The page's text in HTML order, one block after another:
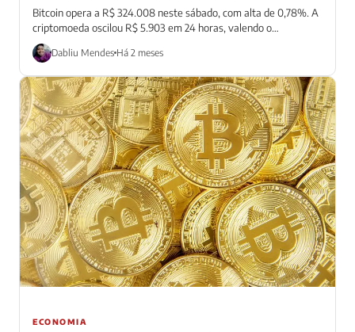
Bitcoin opera a R$ 324.008 neste sábado, com alta de 0,78%. A
criptomoeda oscilou R$ 5.903 em 24 horas, valendo o
equivalente...
Dabliu Mendes Há 2 meses
ECONOMIA